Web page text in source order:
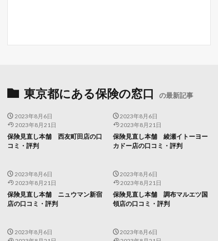
東京都にある保険の窓口 の最新記事
2023年8月6日
2023年8月21日
保険見直し本舗 西友町田店の口
コミ・評判
2023年8月6日
2023年8月21日
保険見直し本舗 綾瀬イトーヨー
カドー店の口コミ・評判
2023年8月6日
2023年8月21日
保険見直し本舗 ニュウマン新宿
店の口コミ・評判
2023年8月6日
2023年8月21日
保険見直し本舗 調布マルエツ国
領店の口コミ・評判
2023年8月6日
2023年8月6日